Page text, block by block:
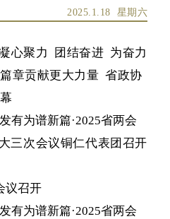
2025.1.18 星期六
心聚力 团结奋进 为奋力
章贡献更大力量 省政协
有为谱新篇·2025省两会
三次会议铜仁代表团召开
议召开
有为谱新篇·2025省两会